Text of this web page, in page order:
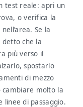
test reale: apri un
o verifica la
Se la
detto che la
più verso il
spostarlo
di mezzo
molto la
linee di passaggio.